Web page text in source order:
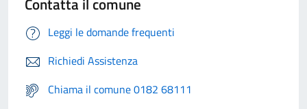
Leggi le domande frequenti
Richiedi Assistenza
Chiama il comune 0182 68111